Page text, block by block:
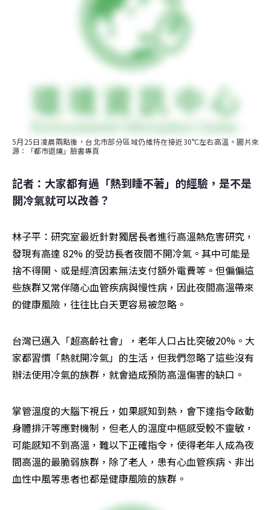
5月25日凌晨兩點後，台北市部分區域仍維持在接近30°C左右高溫。圖片來
源：「都市退燒」臉書專頁
記者：大家都有過「熱到睡不著」的經驗，是不是
開冷氣就可以改善？
林子平：研究室最近針對獨居長者進行高溫熱危害研究，
發現有高達 82% 的受訪長者夜間不開冷氣。其中可能是
捨不得開、或是經濟因素無法支付額外電費等。但偏偏這
些族群又常伴隨心血管疾病與慢性病，因此夜間高溫帶來
的健康風險，往往比白天更容易被忽略。
台灣已邁入「超高齡社會」，老年人口占比突破20%。大
家都習慣「熱就開冷氣」的生活，但我們忽略了這些沒有
辦法使用冷氣的族群，就會造成預防高溫傷害的缺口。
掌管溫度的大腦下視丘，如果感知到熱，會下達指令啟動
身體排汗等應對機制，但老人的溫度中樞感受較不靈敏，
可能感知不到高溫，難以下正確指令，使得老年人成為夜
間高溫的最脆弱族群，除了老人，患有心血管疾病、非出
血性中風等患者也都是健康風險的族群。